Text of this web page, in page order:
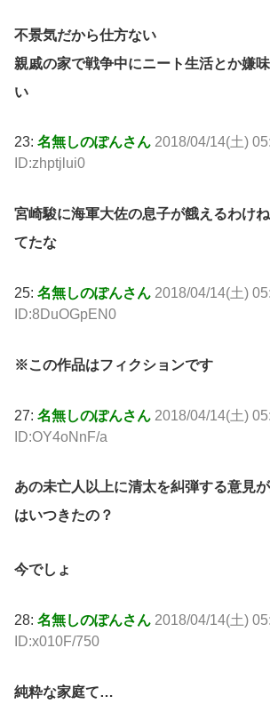
不景気だから仕方ない
親戚の家で戦争中にニート生活とか嫌
い
23: 名無しのぽんさん 2018/04/14(土)
ID:zhptjlui0
宮崎駿に海軍大佐の息子が餓えるわけ
てたな
25: 名無しのぽんさん 2018/04/14(土)
ID:8DuOGpEN0
※この作品はフィクションです
27: 名無しのぽんさん 2018/04/14(土)
ID:OY4oNnF/a
あの未亡人以上に清太を糾弾する意見
はいつきたの？
今でしょ
28: 名無しのぽんさん 2018/04/14(土)
ID:x010F/750
純粋な家庭て…